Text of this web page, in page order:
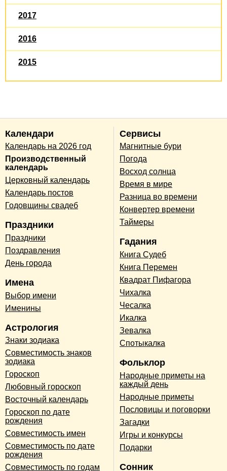
2017
2016
2015
Календари
Календарь на 2026 год
Производственный
календарь
Церковный календарь
Календарь постов
Годовщины свадеб
Праздники
Праздники
Поздравления
День города
Имена
Выбор имени
Именины
Астрология
Знаки зодиака
Совместимость знаков
зодиака
Гороскоп
Любовный гороскоп
Восточный календарь
Гороскоп по дате
рождения
Совместимость имен
Совместимость по дате
рождения
Совместимость по годам
Сервисы
Магнитные бури
Погода
Восход солнца
Время в мире
Разница во времени
Конвертер времени
Таймеры
Гадания
Книга Судеб
Книга Перемен
Квадрат Пифагора
Чихалка
Чесалка
Икалка
Зевалка
Спотыкалка
Фольклор
Народные приметы на
каждый день
Народные приметы
Пословицы и поговорки
Загадки
Игры и конкурсы
Подарки
Сонник